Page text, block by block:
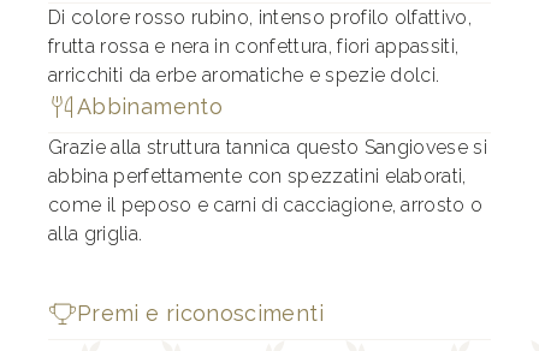
Di colore rosso rubino, intenso profilo olfattivo,
frutta rossa e nera in confettura, fiori appassiti,
arricchiti da erbe aromatiche e spezie dolci.
Abbinamento
Grazie alla struttura tannica questo Sangiovese si
abbina perfettamente con spezzatini elaborati,
come il peposo e carni di cacciagione, arrosto o
alla griglia.
Premi e riconoscimenti